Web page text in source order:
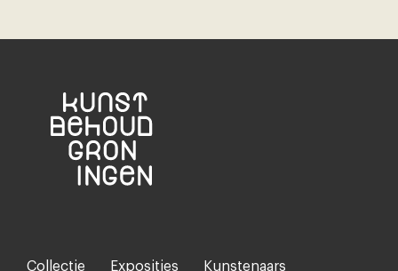
Collectie Exposities Kunstenaars